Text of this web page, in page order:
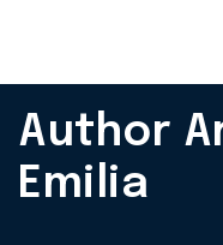
Author
Emilia